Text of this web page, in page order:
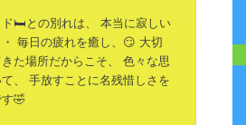
🛏️との別れは、
本当に寂しい
毎日の疲れを癒し、😏 大切
た場所だからこそ、
色々な思
、
手放すことに名残惜しさを
🤣